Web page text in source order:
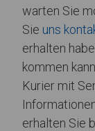
warten Sie
Sie uns
erhalten
kommen
Kurier mit
erhalten Sie